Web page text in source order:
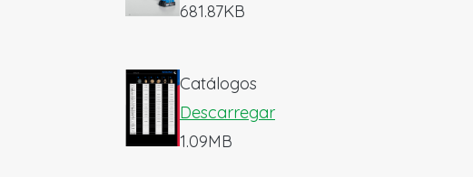
681.87KB
Catálogos
Descarregar
1.09MB